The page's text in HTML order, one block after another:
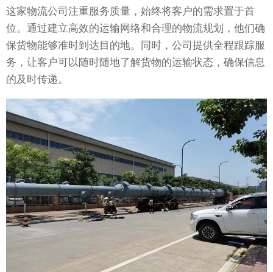
这家物流公司注重服务质量，始终将客户的需求置于首
位。通过建立高效的运输网络和合理的物流规划，他们确
保货物能够准时到达目的地。同时，公司提供全程跟踪服
务，让客户可以随时随地了解货物的运输状态，确保信息
的及时传递。